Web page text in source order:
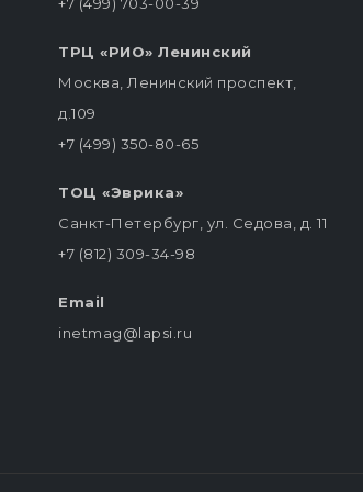
+7 (499) 703-00-39
ТРЦ «РИО» Ленинский
Москва, Ленинский проспект,
д.109
+7 (499) 350-80-65
ТОЦ «Эврика»
Санкт-Петербург, ул. Седова, д. 11
+7 (812) 309-34-98
Email
inetmag@lapsi.ru